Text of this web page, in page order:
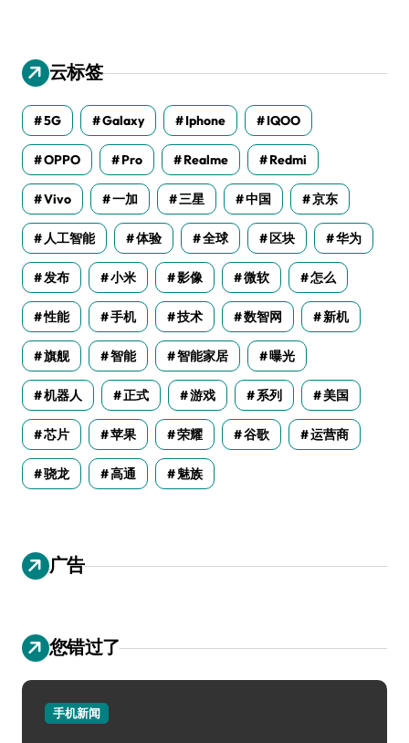
云标签
5G Galaxy Iphone IQOO
OPPO Pro Realme Redmi
Vivo 一加 三星 中国 京东
人工智能 体验 全球 区块 华为
发布 小米 影像 微软 怎么
性能 手机 技术 数智网 新机
旗舰 智能 智能家居 曝光
机器人 正式 游戏 系列 美国
芯片 苹果 荣耀 谷歌 运营商
骁龙 高通 魅族
广告
您错过了
手机新闻